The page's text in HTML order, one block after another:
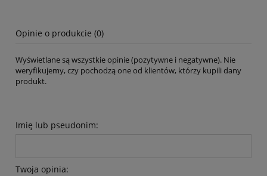
Opinie o produkcie (0)
Wyświetlane są wszystkie opinie (pozytywne i negatywne). Nie
weryfikujemy, czy pochodzą one od klientów, którzy kupili dany
produkt.
Imię lub pseudonim:
Twoja opinia: